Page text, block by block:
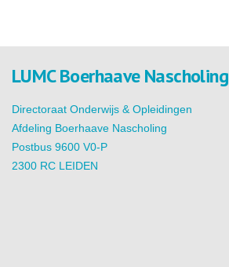
LUMC Boerhaave Nascholing
Directoraat Onderwijs & Opleidingen
Afdeling Boerhaave Nascholing
Postbus 9600 V0-P
2300 RC LEIDEN